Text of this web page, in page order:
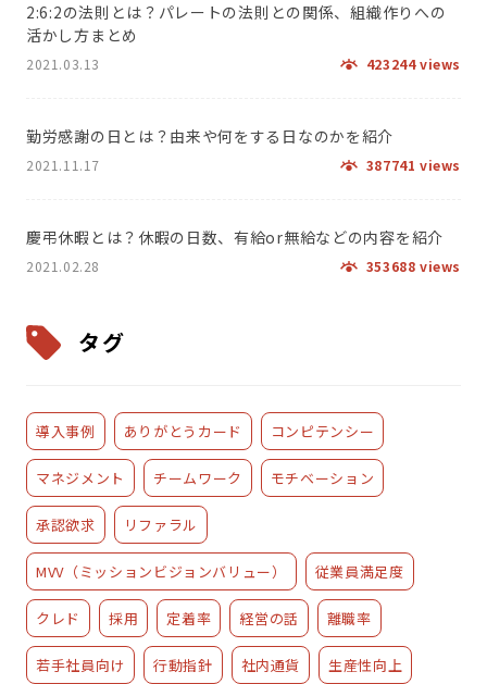
2:6:2の法則とは？パレートの法則との関係、組織作りへの
活かし方まとめ
2021.03.13 423244 views
勤労感謝の日とは？由来や何をする日なのかを紹介
2021.11.17 387741 views
慶弔休暇とは？休暇の日数、有給or無給などの内容を紹介
2021.02.28 353688 views
タグ
導入事例 ありがとうカード コンピテンシー
マネジメント チームワーク モチベーション
承認欲求 リファラル
MVV（ミッションビジョンバリュー） 従業員満足度
クレド 採用 定着率 経営の話 離職率
若手社員向け 行動指針 社内通貨 生産性向上